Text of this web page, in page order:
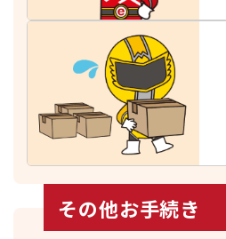
その他お手続き